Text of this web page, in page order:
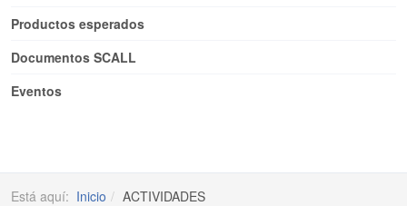
Productos esperados
Documentos SCALL
Eventos
Está aquí: Inicio ACTIVIDADES